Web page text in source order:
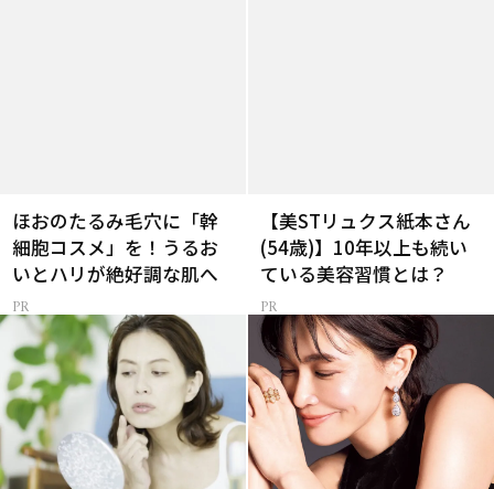
ほおのたるみ毛穴に「幹
細胞コスメ」を！うるお
いとハリが絶好調な肌へ
【美STリュクス紙本さん
(54歳)】10年以上も続い
ている美容習慣とは？